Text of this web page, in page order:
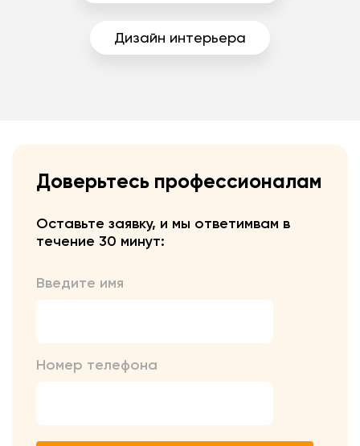
Дизайн интерьера
Доверьтесь профессионалам
Оставьте заявку, и мы ответимвам в
течение 30 минут:
Введите имя
Номер телефона